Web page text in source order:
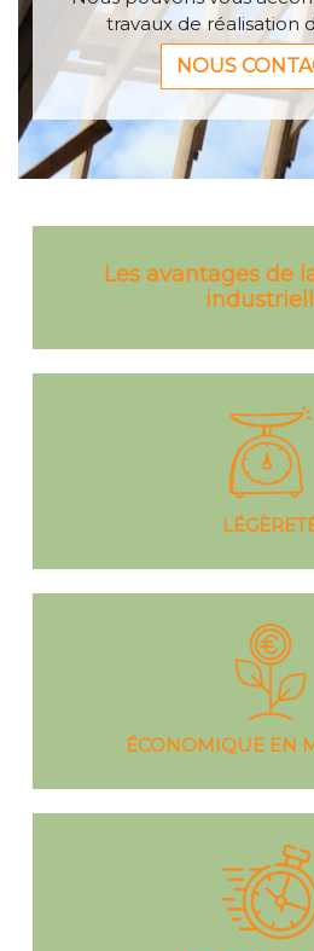
travaux de réalisation
NOUS
Les avantages de
ÉCONOMIQUE EN